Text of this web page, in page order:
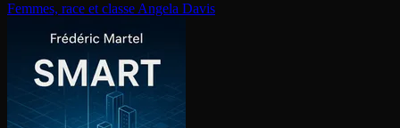
Femmes, race et classe Angela Davis